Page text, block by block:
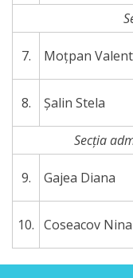
Serviciul
resurse
umane
Serviciul
juridic
Secția
7. Moţpan
8. Șalin Stela
Secția
9. Gajea Diana
10. Coseacov Nina